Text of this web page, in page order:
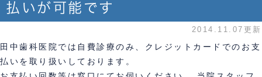
払いが可能です
2014.11.07更新
田中歯科医院では自費診療のみ、クレジットカードでのお支
払いを取り扱いしております。